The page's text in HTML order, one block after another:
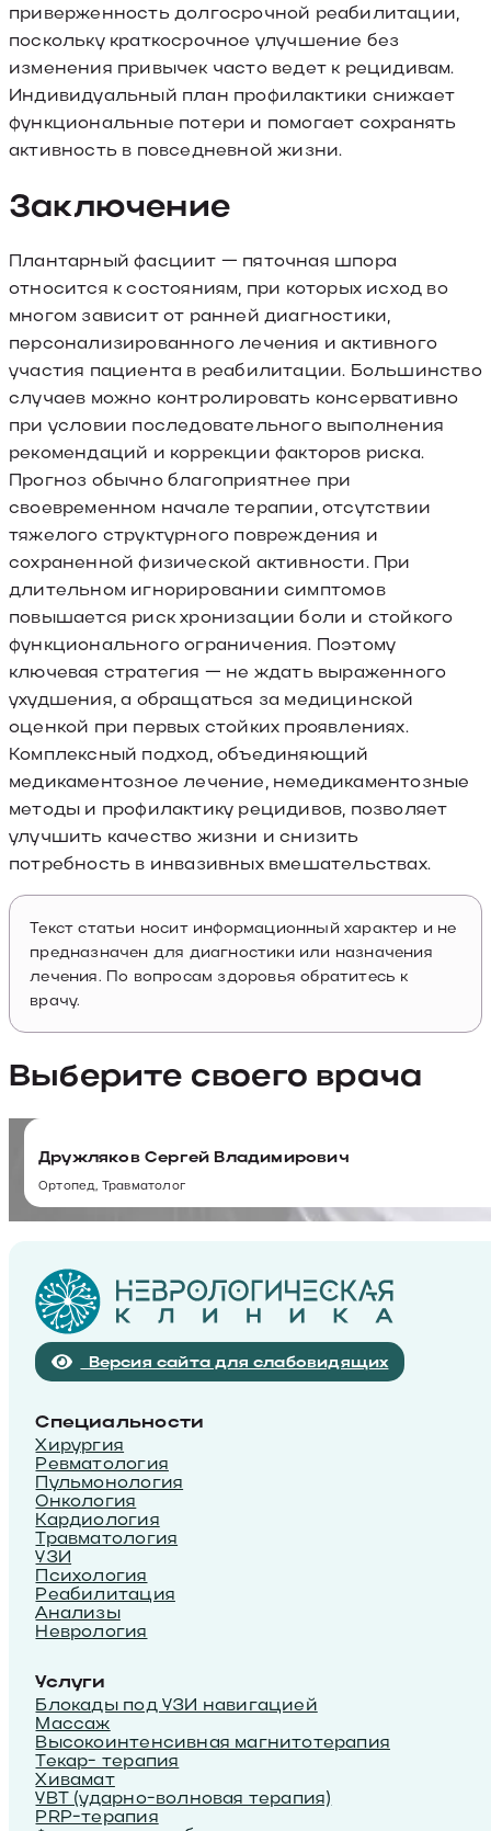
приверженность долгосрочной реабилитации,
поскольку краткосрочное улучшение без
изменения привычек часто ведет к рецидивам.
Индивидуальный план профилактики снижает
функциональные потери и помогает сохранять
активность в повседневной жизни.
Заключение
Плантарный фасциит — пяточная шпора
относится к состояниям, при которых исход во
многом зависит от ранней диагностики,
персонализированного лечения и активного
участия пациента в реабилитации. Большинство
случаев можно контролировать консервативно
при условии последовательного выполнения
рекомендаций и коррекции факторов риска.
Прогноз обычно благоприятнее при
своевременном начале терапии, отсутствии
тяжелого структурного повреждения и
сохраненной физической активности. При
длительном игнорировании симптомов
повышается риск хронизации боли и стойкого
функционального ограничения. Поэтому
ключевая стратегия — не ждать выраженного
ухудшения, а обращаться за медицинской
оценкой при первых стойких проявлениях.
Комплексный подход, объединяющий
медикаментозное лечение, немедикаментозные
методы и профилактику рецидивов, позволяет
улучшить качество жизни и снизить
потребность в инвазивных вмешательствах.
Текст статьи носит информационный характер и не
предназначен для диагностики или назначения
лечения. По вопросам здоровья обратитесь к
врачу.
Выберите своего врача
Дружляков Сергей Владимирович
Ортопед, Травматолог
Версия сайта для слабовидящих
Специальности
Хирургия
Ревматология
Пульмонология
Онкология
Кардиология
Травматология
УЗИ
Психология
Реабилитация
Анализы
Неврология
Услуги
Блокады под УЗИ навигацией
Массаж
Высокоинтенсивная магнитотерапия
Текар- терапия
Хивамат
УВТ (ударно-волновая терапия)
PRP-терапия